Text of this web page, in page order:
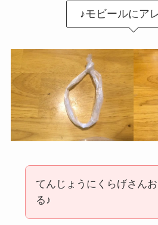
♪モビールにア
てんじょうにくらげさん
る♪